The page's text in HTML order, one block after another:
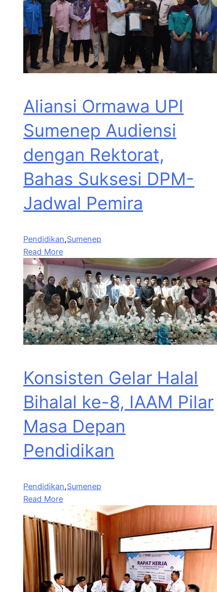
Aliansi Ormawa UPI
Sumenep Audiensi
dengan Rektorat,
Bahas Suksesi DPM-
Jadwal Pemira
Pendidikan,Sumenep
Read More
Konsisten Gelar Halal
Bihalal ke-8, IAAM Pilar
Masa Depan
Pendidikan
Pendidikan,Sumenep
Read More